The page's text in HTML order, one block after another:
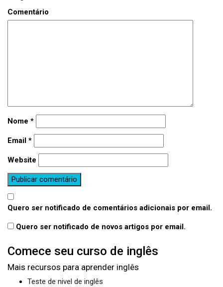
Comentário
Nome *
Email *
Website
Quero ser notificado de comentários adicionais por email.
Quero ser notificado de novos artigos por email.
Comece seu curso de inglês
Mais recursos para aprender inglês
Teste de nivel de inglês